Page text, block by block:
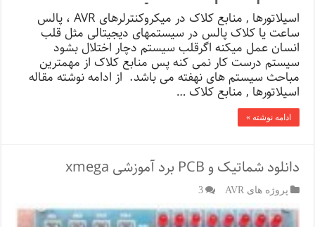
اسیلاتورها , منابع کلاک در میکروکنترلرهای AVR ، پالس
ساعت یا کلاک پالس در سیستمهای دیجیتالی مثل قلب
انسان عمل میکنه اگرقلب سیستم دچار اختلال بشود
سیستم درست کار نمی کنه پس منابع کلاک از مهمترین
مباحث سیستم های نهفته می باشد. از ادامه نوشته مقاله
اسیلاتورها , منابع کلاک …
ادامه نوشته »
دانلود شماتیک و PCB برد آموزشی xmega
پروژه های AVR 3